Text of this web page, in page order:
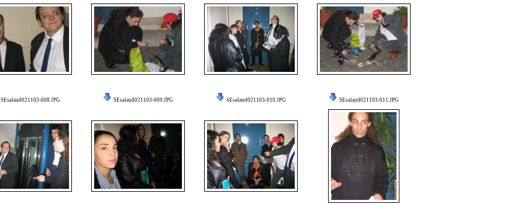
SEsalaud021103-008.JPG SEsalaud021103-009.JPG SEsalaud021103-010.JPG SEsalaud021103-011.JPG